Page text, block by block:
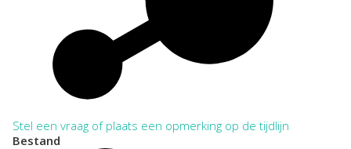
Stel een vraag of plaats een opmerking op de tijdlijn
Bestand